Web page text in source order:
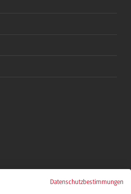
Datenschutzbestimmungen